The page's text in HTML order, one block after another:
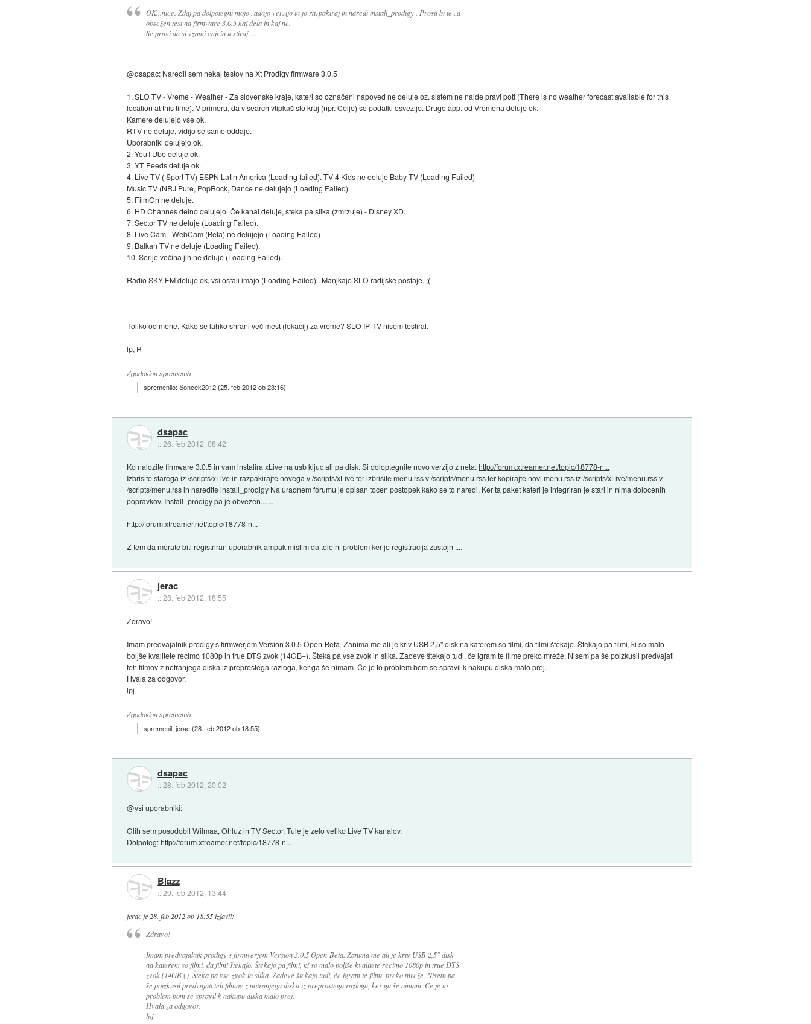
OK...nice. Zdaj pa dolpotegni mojo zadnjo verzijo in jo razpakiraj in naredi install_prodigy . Prosil bi te za
obsežen test na firmware 3.0.5 kaj dela in kaj ne.
Se pravi da si vzami cajt in testiraj ....
@dsapac: Naredil sem nekaj testov na Xt Prodigy firmware 3.0.5
1. SLO TV - Vreme - Weather - Za slovenske kraje, kateri so označeni napoved ne deluje oz. sistem ne najde pravi poti (There is no weather forecast available for this
location at this time). V primeru, da v search vtipkaš slo kraj (npr. Celje) se podatki osvežijo. Druge app. od Vremena deluje ok.
Kamere delujejo vse ok.
RTV ne deluje, vidijo se samo oddaje.
Uporabniki delujejo ok.
2. YouTUbe deluje ok.
3. YT Feeds deluje ok.
4. Live TV ( Sport TV) ESPN Latin America (Loading failed). TV 4 Kids ne deluje Baby TV (Loading Failed)
Music TV (NRJ Pure, PopRock, Dance ne delujejo (Loading Failed)
5. FilmOn ne deluje.
6. HD Channes delno delujejo. Če kanal deluje, steka pa slika (zmrzuje) - Disney XD.
7. Sector TV ne deluje (Loading Failed).
8. Live Cam - WebCam (Beta) ne delujejo (Loading Failed)
9. Balkan TV ne deluje (Loading Failed).
10. Serije večina jih ne deluje (Loading Failed).
Radio SKY-FM deluje ok, vsi ostali imajo (Loading Failed) . Manjkajo SLO radijske postaje. ;(
Toliko od mene. Kako se lahko shrani več mest (lokacij) za vreme? SLO IP TV nisem testiral.
lp, R
Zgodovina sprememb…
spremenilo:Soncek2012(25. feb 2012 ob 23:16)
dsapac
::26. feb 2012, 08:42
Ko nalozite firmware 3.0.5 in vam instalira xLive na usb kljuc ali pa disk. Si doloptegnite novo verzijo z neta:http://forum.xtreamer.net/topic/18778-n...
Izbrisite starega iz /scripts/xLive in razpakirajte novega v /scripts/xLive ter izbrisite menu.rss v /scripts/menu.rss ter kopirajte novi menu.rss iz /scripts/xLive/menu.rss v
/scripts/menu.rss in naredite install_prodigy Na uradnem forumu je opisan tocen postopek kako se to naredi. Ker ta paket kateri je integriran je stari in nima dolocenih
popravkov. Install_prodigy pa je obvezen.......
http://forum.xtreamer.net/topic/18778-n...
Z tem da morate biti registriran uporabnik ampak mislim da tole ni problem ker je registracija zastojn ....
jerac
::28. feb 2012, 18:55
Zdravo!
Imam predvajalnik prodigy s firmwerjem Version 3.0.5 Open-Beta. Zanima me ali je kriv USB 2,5" disk na katerem so filmi, da filmi štekajo. Štekajo pa filmi, ki so malo
boljše kvalitete recimo 1080p in true DTS zvok (14GB+). Šteka pa vse zvok in slika. Zadeve štekajo tudi, če igram te filme preko mreže. Nisem pa še poizkusil predvajati
teh filmov z notranjega diska iz preprostega razloga, ker ga še nimam. Če je to problem bom se spravil k nakupu diska malo prej.
Hvala za odgovor.
lpj
Zgodovina sprememb…
spremenil:jerac(28. feb 2012 ob 18:55)
dsapac
::28. feb 2012, 20:02
@vsi uporabniki:
Glih sem posodobil Wilmaa, Ohluz in TV Sector. Tule je zelo veliko Live TV kanalov.
Dolpoteg:http://forum.xtreamer.net/topic/18778-n...
Blazz
::29. feb 2012, 13:44
jerac je 28. feb 2012 ob 18:55 izjavil:
Zdravo!
Imam predvajalnik prodigy s firmwerjem Version 3.0.5 Open-Beta. Zanima me ali je kriv USB 2,5" disk
na katerem so filmi, da filmi štekajo. Štekajo pa filmi, ki so malo boljše kvalitete recimo 1080p in true DTS
zvok (14GB+). Šteka pa vse zvok in slika. Zadeve štekajo tudi, če igram te filme preko mreže. Nisem pa
še poizkusil predvajati teh filmov z notranjega diska iz preprostega razloga, ker ga še nimam. Če je to
problem bom se spravil k nakupu diska malo prej.
Hvala za odgovor.
lpj